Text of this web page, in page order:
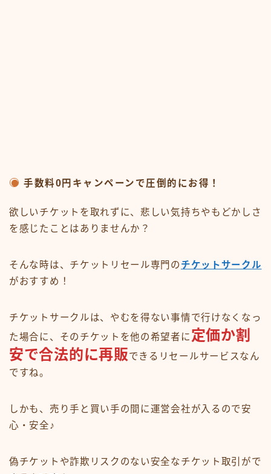
手数料0円キャンペーンで圧倒的にお得！
欲しいチケットを取れずに、悲しい気持ちやもどかしさ
を感じたことはありませんか？
そんな時は、チケットリセール専門の チケットサークル
がおすすめ！
チケットサークルは、やむを得ない事情で行けなくなっ
た場合に、そのチケットを他の希望者に 定価か割
安で合法的に再販できるリセールサービスなん
ですね。
しかも、売り手と買い手の間に運営会社が入るので安
心・安全♪
偽チケットや詐欺リスクのない安全なチケット取引がで